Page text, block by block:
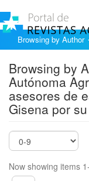
Browsing by Author
Browsing by
Autónoma
asesores de
Gisena por
Now showing items